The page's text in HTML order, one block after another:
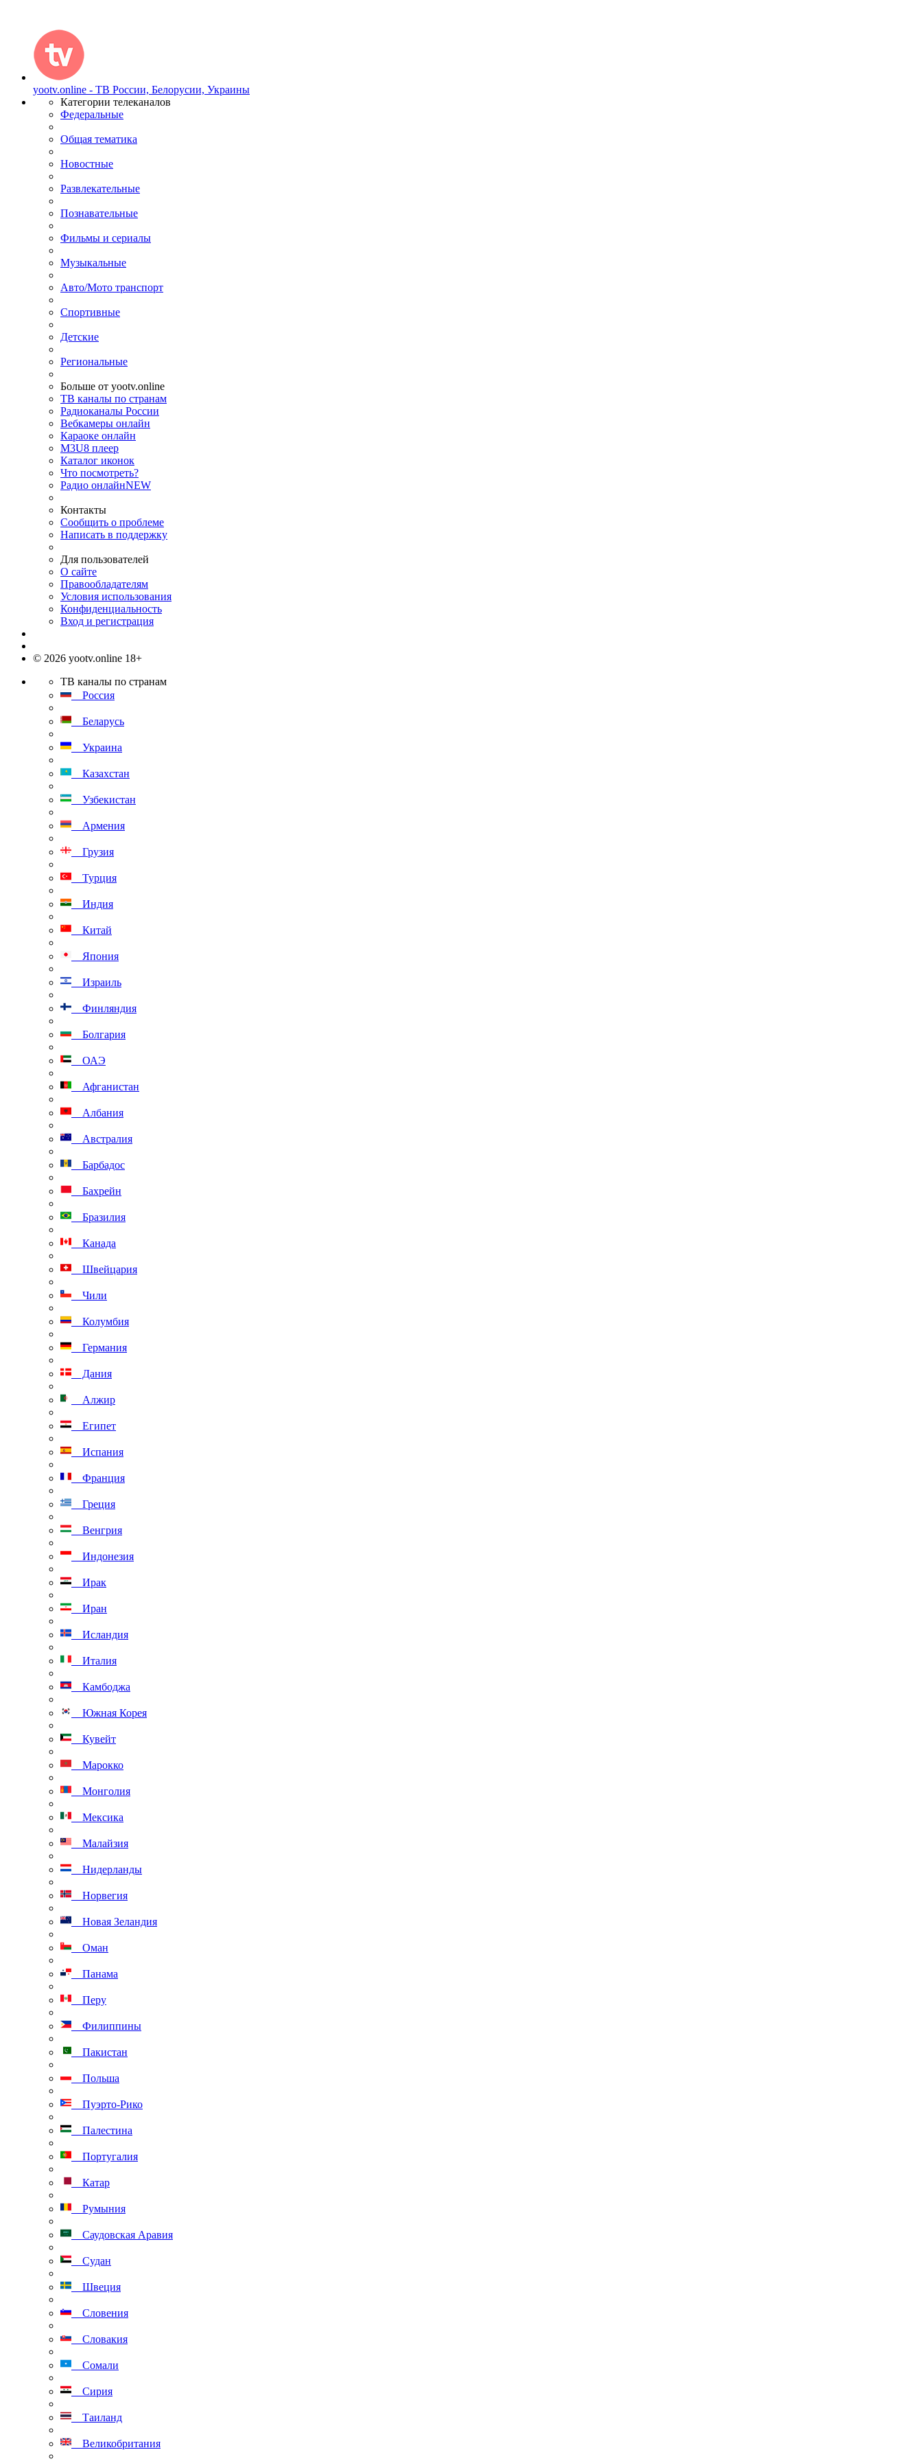
yootv.online - ТВ России, Белорусии, Украины
Категории телеканалов
Федеральные
Общая тематика
Новостные
Развлекательные
Познавательные
Фильмы и сериалы
Музыкальные
Авто/Мото транспорт
Спортивные
Детские
Региональные
Больше от yootv.online
ТВ каналы по странам
Радиоканалы России
Вебкамеры онлайн
Караоке онлайн
M3U8 плеер
Каталог иконок
Что посмотреть?
Радио онлайнNEW
Контакты
Сообщить о проблеме
Написать в поддержку
Для пользователей
О сайте
Правообладателям
Условия использования
Конфиденциальность
Вход и регистрация
© 2026 yootv.online 18+
ТВ каналы по странам
Россия
Беларусь
Украина
Казахстан
Узбекистан
Армения
Грузия
Турция
Индия
Китай
Япония
Израиль
Финляндия
Болгария
ОАЭ
Афганистан
Албания
Австралия
Барбадос
Бахрейн
Бразилия
Канада
Швейцария
Чили
Колумбия
Германия
Дания
Алжир
Египет
Испания
Франция
Греция
Венгрия
Индонезия
Ирак
Иран
Исландия
Италия
Камбоджа
Южная Корея
Кувейт
Марокко
Монголия
Мексика
Малайзия
Нидерланды
Норвегия
Новая Зеландия
Оман
Панама
Перу
Филиппины
Пакистан
Польша
Пуэрто-Рико
Палестина
Португалия
Катар
Румыния
Саудовская Аравия
Судан
Швеция
Словения
Словакия
Сомали
Сирия
Таиланд
Великобритания